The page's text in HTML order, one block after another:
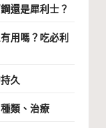
還是犀利士？
用嗎？吃必利
久
類、治療